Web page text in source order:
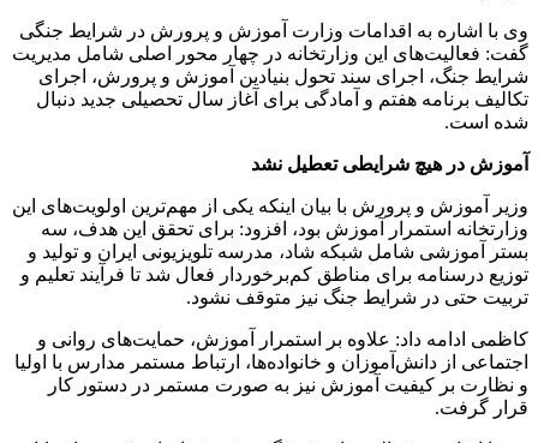
وی با اشاره به اقدامات وزارت آموزش و پرورش در شرایط جنگی
گفت: فعالیت‌های این وزارتخانه در چهار محور اصلی شامل مدیریت
شرایط جنگ، اجرای سند تحول بنیادین آموزش و پرورش، اجرای
تکالیف برنامه هفتم و آمادگی برای آغاز سال تحصیلی جدید دنبال
شده است.
آموزش در هیچ شرایطی تعطیل نشد
وزیر آموزش و پرورش با بیان اینکه یکی از مهم‌ترین اولویت‌های این
وزارتخانه استمرار آموزش بود، افزود: برای تحقق این هدف، سه
بستر آموزشی شامل شبکه شاد، مدرسه تلویزیونی ایران و تولید و
توزیع درسنامه برای مناطق کم‌برخوردار فعال شد تا فرآیند تعلیم و
تربیت حتی در شرایط جنگ نیز متوقف نشود.
کاظمی ادامه داد: علاوه بر استمرار آموزش، حمایت‌های روانی و
اجتماعی از دانش‌آموزان و خانواده‌ها، ارتباط مستمر مدارس با اولیا
و نظارت بر کیفیت آموزش نیز به صورت مستمر در دستور کار
قرار گرفت.